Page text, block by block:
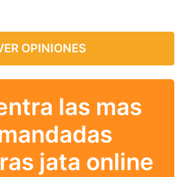
OPINIONES
las mas
jata online